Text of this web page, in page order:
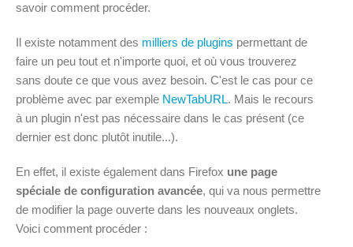
savoir comment procéder.
Il existe notamment des milliers de plugins permettant de
faire un peu tout et n'importe quoi, et où vous trouverez
sans doute ce que vous avez besoin. C'est le cas pour ce
problème avec par exemple NewTabURL. Mais le recours
à un plugin n'est pas nécessaire dans le cas présent (ce
dernier est donc plutôt inutile...).
En effet, il existe également dans Firefox une page
spéciale de configuration avancée, qui va nous permettre
de modifier la page ouverte dans les nouveaux onglets.
Voici comment procéder :